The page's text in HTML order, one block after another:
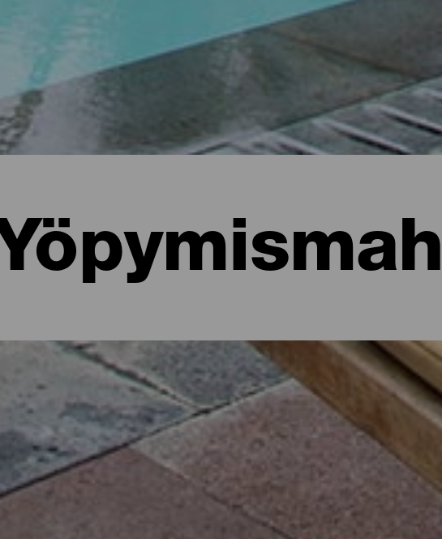
yöpyä La Palmassa: hotellit, asunnot...
luonnon helmassa, asunnossa meren rannalla tai viehättävässä
majoitusvaihtoehtoja kaikenlaisille matkailijoille kautta koko saaren hieman
saarella vietetyn päivän jälkeen tai irrottaudu rutiineista muutamaksi päiväksi